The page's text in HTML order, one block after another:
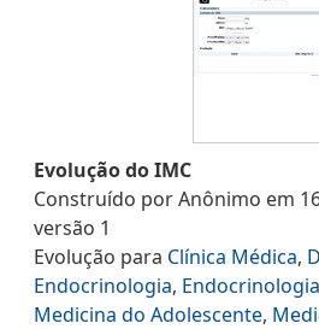
Evolução do IMC
Construído porAnônimo em
versão 1
Evolução para Clínica Médica,
Endocrinologia,
Medicina do Adolescente,